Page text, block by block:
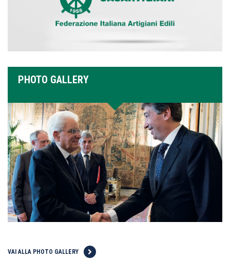
PHOTO GALLERY
VAI ALLA PHOTO GALLERY